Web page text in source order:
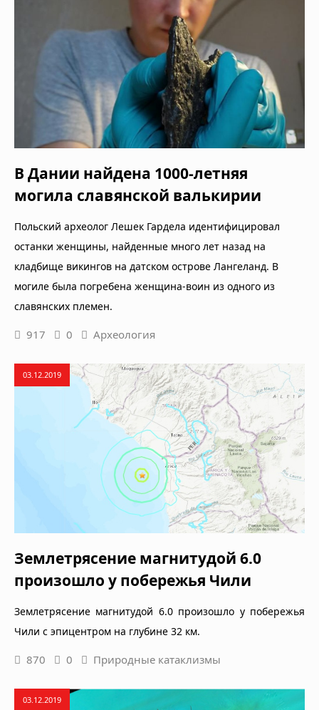
В Дании найдена 1000-летняя
могила славянской валькирии
Польский археолог Лешек Гардела идентифицировал
останки женщины, найденные много лет назад на
кладбище викингов на датском острове Лангеланд. В
могиле была погребена женщина-воин из одного из
славянских племен.
917 0 Археология
03.12.2019
Землетрясение магнитудой 6.0
произошло у побережья Чили
Землетрясение магнитудой 6.0 произошло у побережья
Чили с эпицентром на глубине 32 км.
870 0 Природные катаклизмы
03.12.2019